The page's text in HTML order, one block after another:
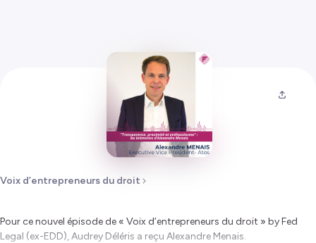
Voix d’entrepreneurs du droit
Pour ce nouvel épisode de « Voix d’entrepreneurs du droit » by Fed
Legal (ex-EDD), Audrey Déléris a reçu Alexandre Menais.